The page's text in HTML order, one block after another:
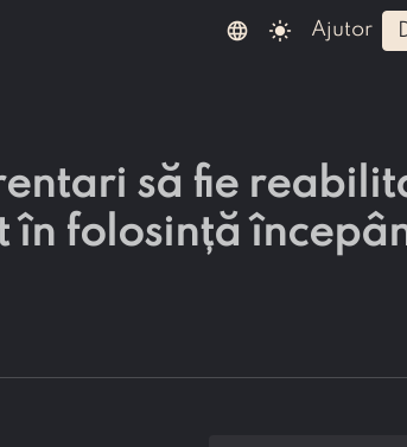
language light_mode ajutor
să fie
folosință